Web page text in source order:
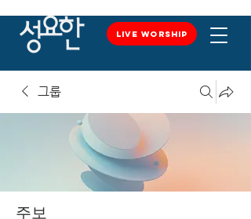
LIVE WORSHIP
LIVE WORSHIP
그룹
주보